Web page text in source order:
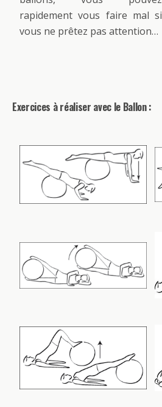
rapidement vous faire mal si
vous ne prêtez pas attention…
Exercices à réaliser avec le Ballon :